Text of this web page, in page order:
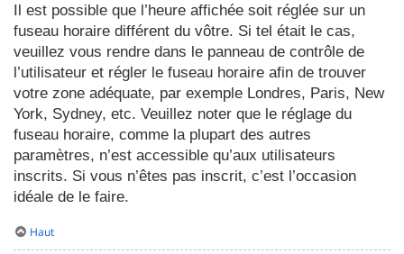
Il est possible que l’heure affichée soit réglée sur un
fuseau horaire différent du vôtre. Si tel était le cas,
veuillez vous rendre dans le panneau de contrôle de
l’utilisateur et régler le fuseau horaire afin de trouver
votre zone adéquate, par exemple Londres, Paris, New
York, Sydney, etc. Veuillez noter que le réglage du
fuseau horaire, comme la plupart des autres
paramètres, n’est accessible qu’aux utilisateurs
inscrits. Si vous n’êtes pas inscrit, c’est l’occasion
idéale de le faire.
Haut